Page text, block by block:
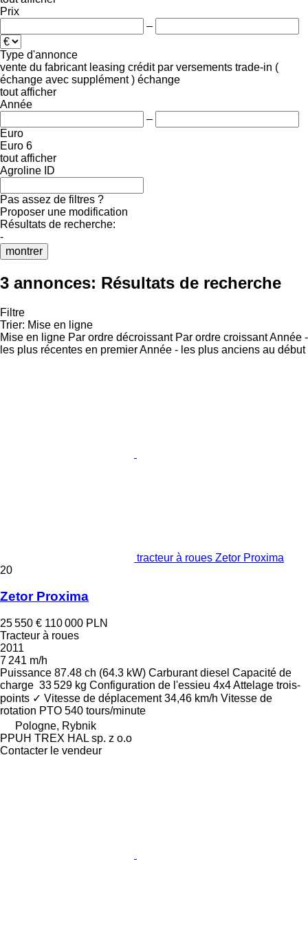
Prix
–
Type d'annonce
vente du fabricant leasing crédit par versements trade-in (
échange avec supplément ) échange
tout afficher
Année
–
Euro
Euro 6
tout afficher
Agroline ID
Pas assez de filtres ?
Proposer une modification
Résultats de recherche:
-
montrer
3 annonces: Résultats de recherche
Filtre
Trier: Mise en ligne
Mise en ligne Par ordre décroissant Par ordre croissantAnnée -
les plus récentes en premierAnnée - les plus anciens au début
tracteur à roues Zetor Proxima
20
Zetor Proxima
25 550 € 110 000 PLN
Tracteur à roues
2011
7 241 m/h
Puissance 87.48 ch (64.3 kW) Carburant diesel Capacité de
charge 33 529 kg Configuration de l'essieu 4x4Attelage trois-
points ✓ Vitesse de déplacement 34,46 km/h Vitesse de
rotation PTO 540 tours/minute
Pologne, Rybnik
PPUH TREX HAL sp. z o.o
Contacter le vendeur